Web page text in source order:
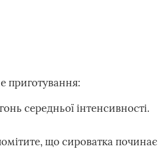
приготування:
середньої інтенсивності.
що сироватка починає